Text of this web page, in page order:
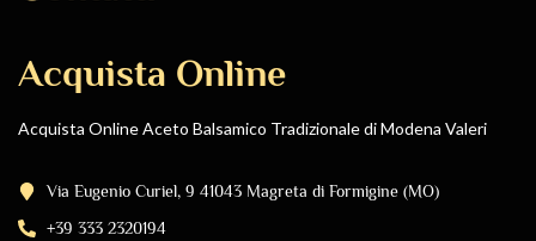
Acquista Online
Acquista Online Aceto Balsamico Tradizionale di Modena Valeri
Via Eugenio Curiel, 9 41043 Magreta di Formigine (MO)
+39 333 2320194